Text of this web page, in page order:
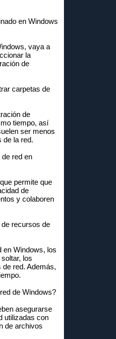
en Windows
vaya a
la
de
carpetas de
de
tiempo, así
ser menos
de la red.
red en
permite que
de
y colaboren
recursos de
en Windows, los
los
red. Además,
de Windows?
asegurarse
utilizadas con
de archivos